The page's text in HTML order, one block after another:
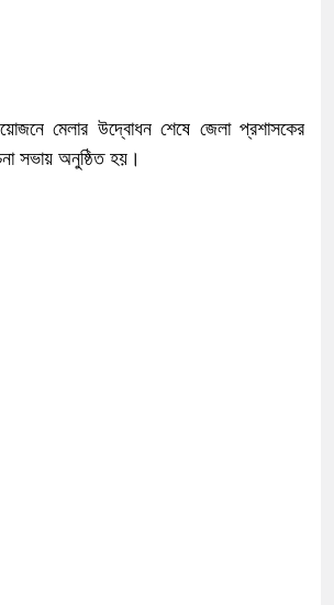
মেলার উদ্বোধন শেষে জেলা প্রশাসকের
সভায় অনুষ্ঠিত হয়।